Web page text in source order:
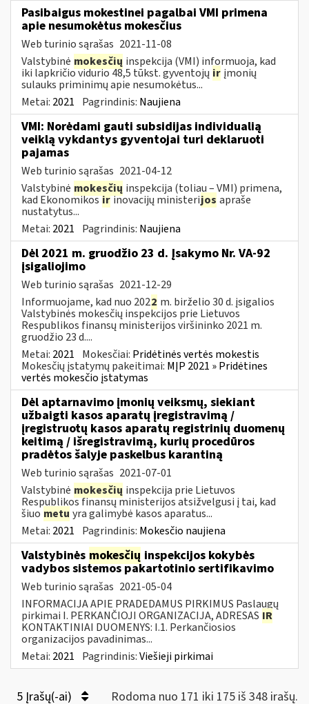
Pasibaigus mokestinei pagalbai VMI primena
apie nesumokėtus mokesčius
Web turinio sąrašas 2021-11-08
Valstybinė mokesčių inspekcija (VMI) informuoja, kad
iki lapkričio vidurio 48,5 tūkst. gyventojų ir įmonių
sulauks priminimų apie nesumokėtus...
Metai: 2021 Pagrindinis: Naujiena
VMI: Norėdami gauti subsidijas individualią
veiklą vykdantys gyventojai turi deklaruoti
pajamas
Web turinio sąrašas 2021-04-12
Valstybinė mokesčių inspekcija (toliau – VMI) primena,
kad Ekonomikosirinovacijų ministerijos apraše
nustatytus...
Metai: 2021 Pagrindinis: Naujiena
Dėl 2021 m. gruodžio 23 d. Įsakymo Nr. VA-92
įsigaliojimo
Web turinio sąrašas 2021-12-29
Informuojame, kad nuo 2022 m. birželio 30 d. įsigalios
Valstybinės mokesčių inspekcijos prie Lietuvos
Respublikos finansų ministerijos viršininko 2021 m.
gruodžio 23 d....
Metai: 2021 Mokesčiai: Pridėtinės vertės mokestis
Mokesčių įstatymų pakeitimai: MĮP 2021 » Pridėtines
vertės mokesčio įstatymas
Dėl aptarnavimo įmonių veiksmų, siekiant
užbaigti kasos aparatų įregistravimą /
įregistruotų kasos aparatų registrinių duomenų
keitimą / išregistravimą, kurių procedūros
pradėtos šalyje paskelbus karantiną
Web turinio sąrašas 2021-07-01
Valstybinė mokesčių inspekcija prie Lietuvos
Respublikos finansų ministerijos atsižvelgusi į tai, kad
šiuo metu yra galimybė kasos aparatus...
Metai: 2021 Pagrindinis: Mokesčio naujiena
Valstybinės mokesčių inspekcijos kokybės
vadybos sistemos pakartotinio sertifikavimo
Web turinio sąrašas 2021-05-04
INFORMACIJA APIE PRADEDAMUS PIRKIMUS Paslaugų
pirkimai I. PERKANČIOJI ORGANIZACIJA, ADRESAS IR
KONTAKTINIAI DUOMENYS: I.1. Perkančiosios
organizacijos pavadinimas...
Metai: 2021 Pagrindinis:Viešieji pirkimai
5 Įrašų(-ai) Rodoma nuo 171 iki 175 iš 348 irašų.